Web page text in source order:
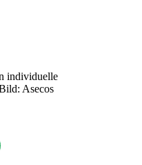
individuelle
Asecos